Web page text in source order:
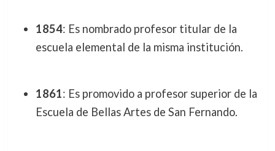
1854: Es nombrado profesor titular de la
escuela elemental de la misma institución.
1861: Es promovido a profesor superior de la
Escuela de Bellas Artes de San Fernando.